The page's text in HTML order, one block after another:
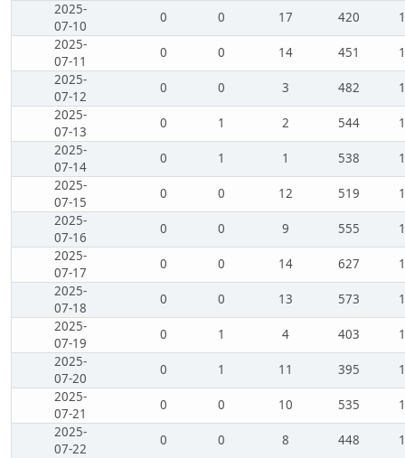
2025-
07-10
0 0 17 420
2025-
07-11
0 0 14 451
2025-
07-12
0 0 3 482
2025-
07-13
0 1 2 544
2025-
07-14
0 1 1 538
2025-
07-15
0 0 12 519
2025-
07-16
0 0 9 555
2025-
07-17
0 0 14 627
2025-
07-18
0 0 13 573
2025-
07-19
0 1 4 403
2025-
07-20
0 1 11 395
2025-
07-21
0 0 10 535
2025-
07-22
0 0 8 448